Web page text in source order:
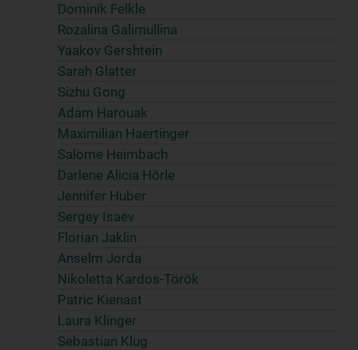
Dominik Felkle
Rozalina Galimullina
Yaakov Gershtein
Sarah Glatter
Sizhu Gong
Adam Harouak
Maximilian Haertinger
Salome Heimbach
Darlene Alicia Hörle
Jennifer Huber
Sergey Isaev
Florian Jaklin
Anselm Jorda
Nikoletta Kardos-Török
Patric Kienast
Laura Klinger
Sebastian Klug